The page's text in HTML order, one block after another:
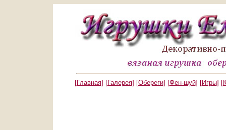
[Главная] [Галерея] [Обереги] [Фен-шуй] [Игры] [